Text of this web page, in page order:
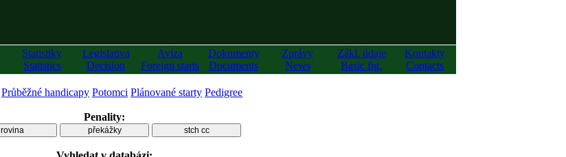
Statistiky
Statistics
Legislativa
Decision
Avíza
Foreign starts
Dokumenty
Documents
Zprávy
News
Zákl. údaje
Basic fig.
Kontakty
Contacts
Průběžné handicapy Potomci Plánované starty Pedigree
Penality:
rovina překážky stch cc